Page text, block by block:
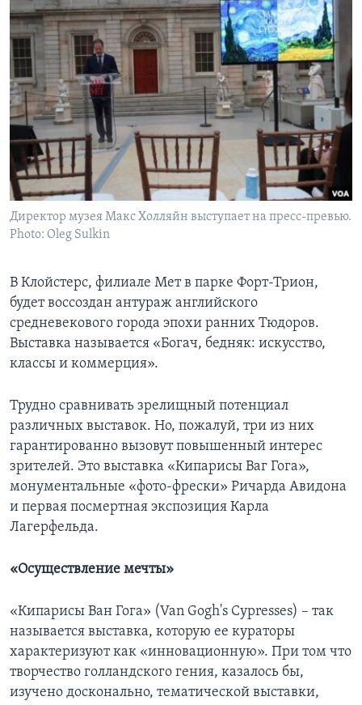
Директор музея Макс Холляйн выступает на пресс-превью.
Photo: Oleg Sulkin
В Клойстерс, филиале Мет в парке Форт-Трион,
будет воссоздан антураж английского
средневекового города эпохи ранних Тюдоров.
Выставка называется «Богач, бедняк: искусство,
классы и коммерция».
Трудно сравнивать зрелищный потенциал
различных выставок. Но, пожалуй, три из них
гарантированно вызовут повышенный интерес
зрителей. Это выставка «Кипарисы Ваг Гога»,
монументальные «фото-фрески» Ричарда Авидона
и первая посмертная экспозиция Карла
Лагерфельда.
«Осуществление мечты»
«Кипарисы Ван Гога» (Van Gogh's Cypresses) – так
называется выставка, которую ее кураторы
характеризуют как «инновационную». При том что
творчество голландского гения, казалось бы,
изучено досконально, тематической выставки,